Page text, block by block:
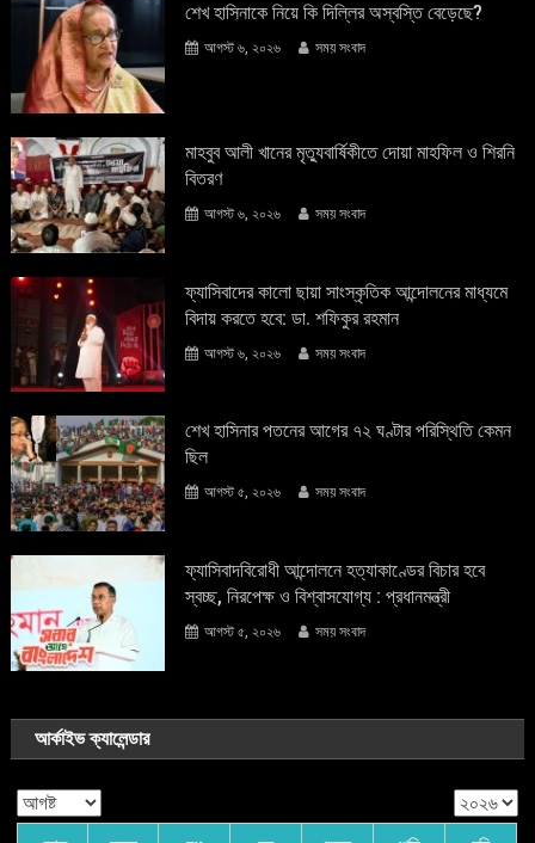
শেখ হাসিনাকে নিয়ে কি দিল্লির অস্বস্তি বেড়েছে?
আগস্ট ৬, ২০২৬ সময় সংবাদ
মাহবুব আলী খানের মৃত্যুবার্ষিকীতে দোয়া মাহফিল ও শিরনি
বিতরণ
আগস্ট ৬, ২০২৬ সময় সংবাদ
ফ্যাসিবাদের কালো ছায়া সাংস্কৃতিক আন্দােলনের মাধ্যমে
বিদায় করতে হবে: ডা. শফিকুর রহমান
আগস্ট ৬, ২০২৬ সময় সংবাদ
শেখ হাসিনার পতনের আগের ৭২ ঘণ্টার পরিস্থিতি কেমন
ছিল
আগস্ট ৫, ২০২৬ সময় সংবাদ
ফ্যাসিবাদবিরোধী আন্দোলনে হত্যাকাণ্ডের বিচার হবে
স্বচ্ছ, নিরপেক্ষ ও বিশ্বাসযোগ্য : প্রধানমন্ত্রী
আগস্ট ৫, ২০২৬ সময় সংবাদ
আর্কাইভ ক্যালেন্ডার